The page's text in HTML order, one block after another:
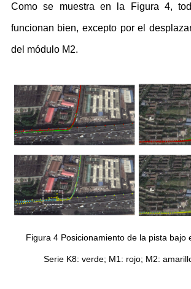
Como se muestra en la Figura 4,
funcionan bien, excepto por el
del módulo M2.
Figura 4 Posicionamiento de la pista bajo
Serie K8: verde; M1: rojo; M2: